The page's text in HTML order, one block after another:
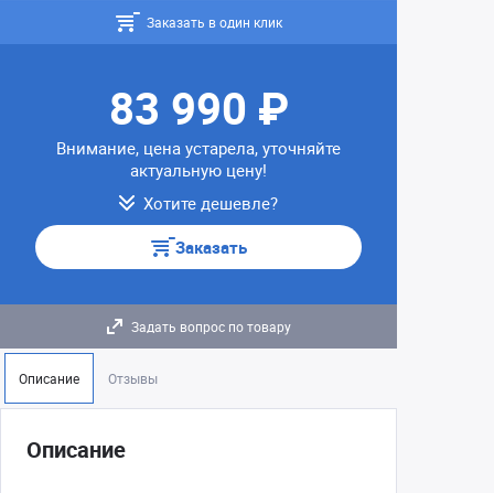
Заказать в один клик
83 990 ₽
Внимание, цена устарела, уточняйте
актуальную цену!
Хотите дешевле?
Заказать
Задать вопрос по товару
Описание Отзывы
Описание